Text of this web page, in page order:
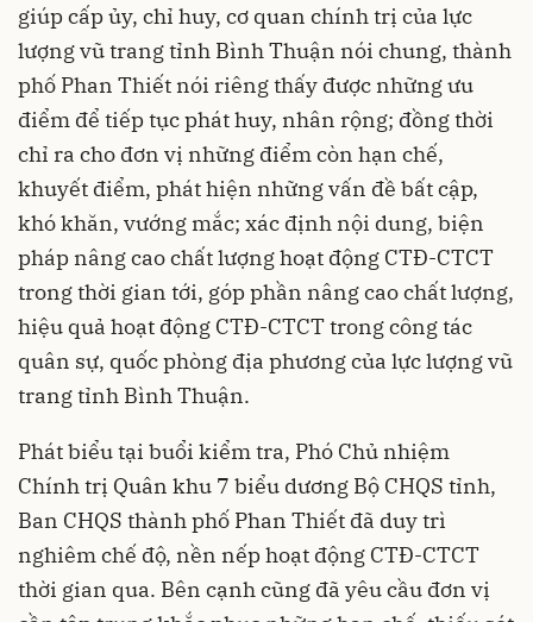
giúp cấp ủy, chỉ huy, cơ quan chính trị của lực
lượng vũ trang tỉnh Bình Thuận nói chung, thành
phố Phan Thiết nói riêng thấy được những ưu
điểm để tiếp tục phát huy, nhân rộng; đồng thời
chỉ ra cho đơn vị những điểm còn hạn chế,
khuyết điểm, phát hiện những vấn đề bất cập,
khó khăn, vướng mắc; xác định nội dung, biện
pháp nâng cao chất lượng hoạt động CTĐ-CTCT
trong thời gian tới, góp phần nâng cao chất lượng,
hiệu quả hoạt động CTĐ-CTCT trong công tác
quân sự, quốc phòng địa phương của lực lượng vũ
trang tỉnh Bình Thuận.
Phát biểu tại buổi kiểm tra, Phó Chủ nhiệm
Chính trị Quân khu 7 biểu dương Bộ CHQS tỉnh,
Ban CHQS thành phố Phan Thiết đã duy trì
nghiêm chế độ, nền nếp hoạt động CTĐ-CTCT
thời gian qua. Bên cạnh cũng đã yêu cầu đơn vị